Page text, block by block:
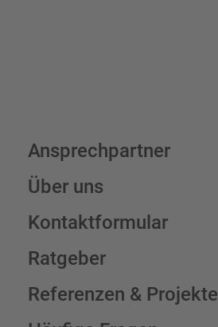
Ansprechpartner
Über uns
Kontaktformular
Ratgeber
Referenzen & Projekte